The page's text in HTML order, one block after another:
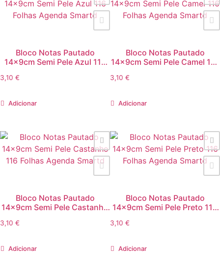
Bloco Notas Pautado
14x9cm Semi Pele Azul 116
3,10 €
Adicionar
Bloco Notas Pautado
14x9cm Semi Pele Camel 116
3,10 €
Adicionar
Bloco Notas Pautado
14x9cm Semi Pele Castanho
3,10 €
Adicionar
Bloco Notas Pautado
14x9cm Semi Pele Preto 116
3,10 €
Adicionar